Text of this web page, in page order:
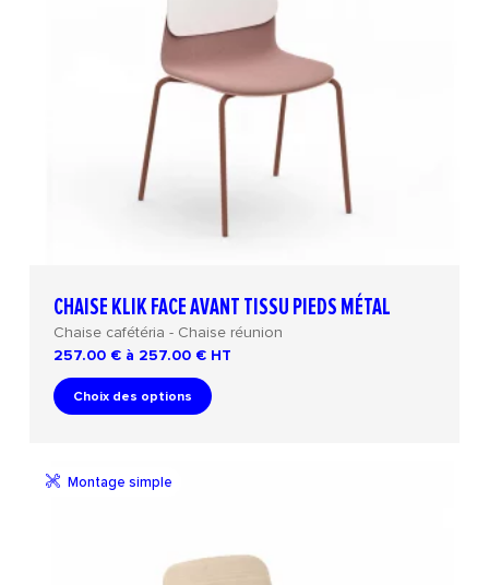
CHAISE KLIK FACE AVANT TISSU PIEDS MÉTAL
Chaise cafétéria - Chaise réunion
257.00 € à 257.00 € HT
Choix des options
Montage simple